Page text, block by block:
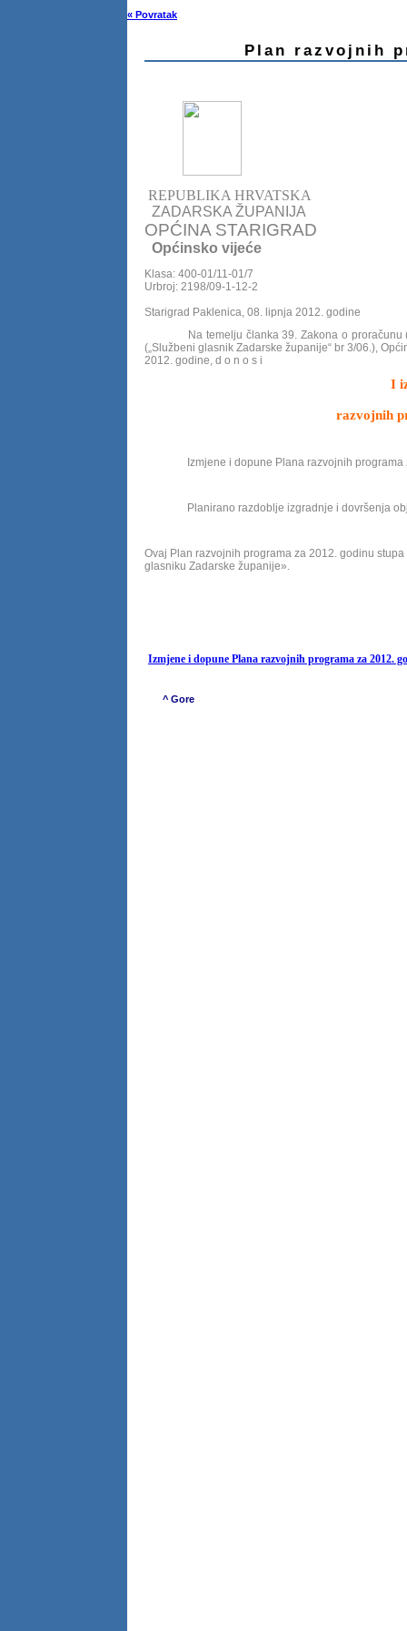
« Povratak
Plan razvojnih
REPUBLIKA HRVATSKA
ZADARSKA ŽUPANIJA
OPĆINA STARIGRAD
Općinsko vijeće
Klasa: 400-01/11-01/7
Urbroj: 2198/09-1-12-2
Starigrad Paklenica, 08. lipnja 2012. godine
Na temelju članka 39. Zakona o proračunu
(„Službeni glasnik Zadarske županije“ br 3/06.),
2012. godine, d o n o s i
I
razvojnih
Izmjene i dopune Plana razvojnih
Planirano razdoblje izgradnje i dovršenja
Ovaj Plan razvojnih programa za 2012. godinu
glasniku Zadarske županije».
Izmjene i dopune Plana razvojnih programa za 2012.
^ Gore